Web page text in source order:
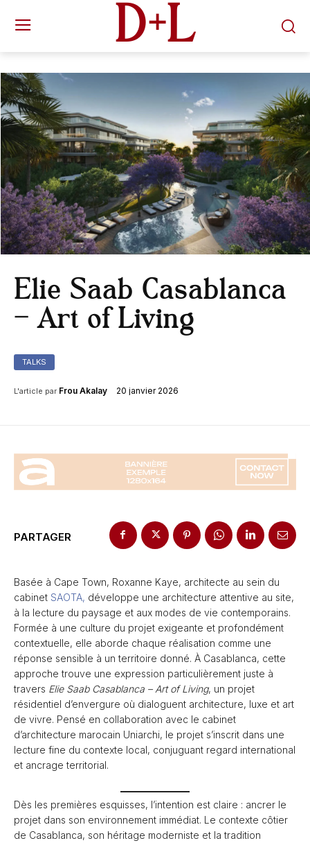
D+L
Elie Saab Casablanca
– Art of Living
TALKS
L'article par Frou Akalay 20 janvier 2026
PARTAGER
Basée à Cape Town, Roxanne Kaye, architecte au sein du
cabinet SAOTA, développe une architecture attentive au site,
à la lecture du paysage et aux modes de vie contemporains.
Formée à une culture du projet exigeante et profondément
contextuelle, elle aborde chaque réalisation comme une
réponse sensible à un territoire donné. À Casablanca, cette
approche trouve une expression particulièrement juste à
travers Elie Saab Casablanca – Art of Living, un projet
résidentiel d’envergure où dialoguent architecture, luxe et art
de vivre. Pensé en collaboration avec le cabinet
d’architecture marocain Uniarchi, le projet s’inscrit dans une
lecture fine du contexte local, conjuguant regard international
et ancrage territorial.
Dès les premières esquisses, l’intention est claire : ancrer le
projet dans son environnement immédiat. Le contexte côtier
de Casablanca, son héritage moderniste et la tradition